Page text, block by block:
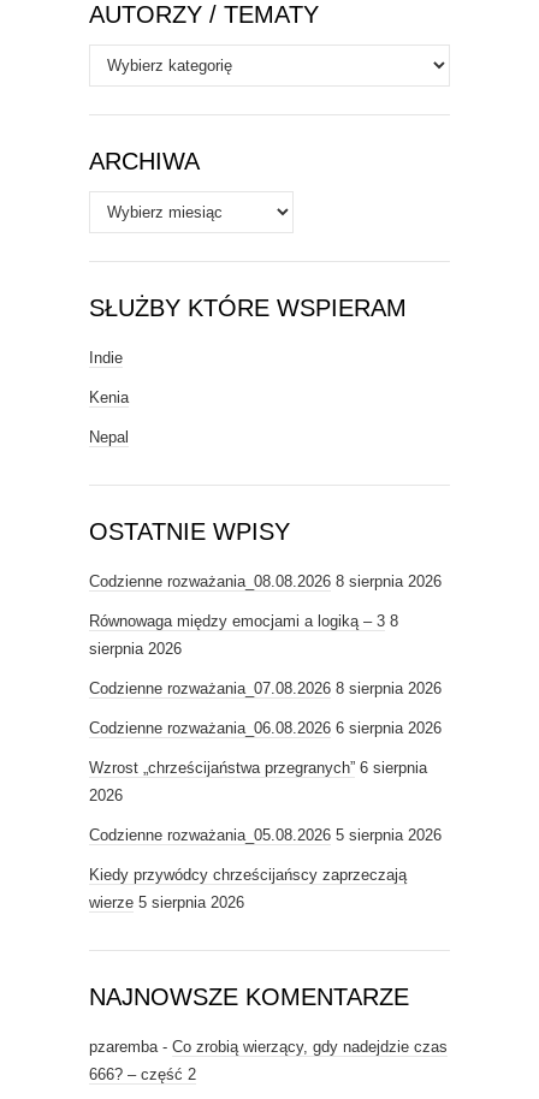
AUTORZY / TEMATY
Autorzy
/
Tematy
ARCHIWA
Archiwa
SŁUŻBY KTÓRE WSPIERAM
Indie
Kenia
Nepal
OSTATNIE WPISY
Codzienne rozważania_08.08.2026 8 sierpnia 2026
Równowaga między emocjami a logiką – 3 8
sierpnia 2026
Codzienne rozważania_07.08.2026 8 sierpnia 2026
Codzienne rozważania_06.08.2026 6 sierpnia 2026
Wzrost „chrześcijaństwa przegranych” 6 sierpnia
2026
Codzienne rozważania_05.08.2026 5 sierpnia 2026
Kiedy przywódcy chrześcijańscy zaprzeczają
wierze 5 sierpnia 2026
NAJNOWSZE KOMENTARZE
pzaremba- Co zrobią wierzący, gdy nadejdzie czas
666? – część 2